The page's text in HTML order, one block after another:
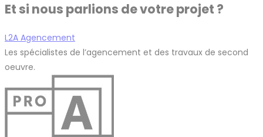
Et si nous parlions de votre projet ?
L2A Agencement
Les spécialistes de l’agencement et des travaux de second
oeuvre.